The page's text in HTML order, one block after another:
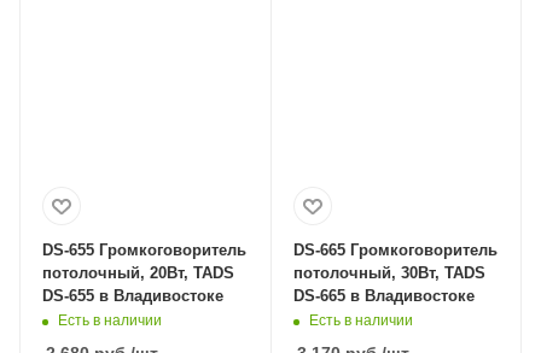
DS-655 Громкоговоритель
потолочный, 20Вт, TADS
DS-655 в Владивостоке
Есть в наличии
DS-665 Громкоговоритель
потолочный, 30Вт, TADS
DS-665 в Владивостоке
Есть в наличии